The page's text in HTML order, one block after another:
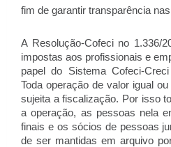
fim de garantir transparência
A Resolução-Cofeci no 1.336/
impostas aos profissionais e
papel do Sistema Cofeci-
Toda operação de valor igual
sujeita a fiscalização. Por isso
a operação, as pessoas nela
finais e os sócios de pessoas
de ser mantidas em arquivo